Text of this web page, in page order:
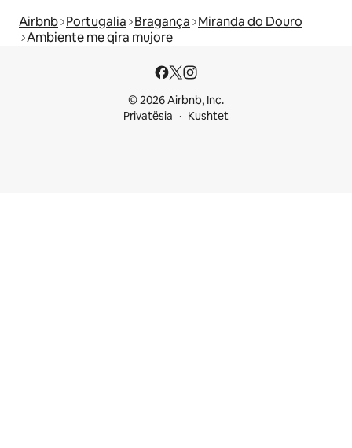
Airbnb Portugalia Bragança Miranda do Douro
Ambiente me qira mujore
© 2026 Airbnb, Inc.
Privatësia
Kushtet